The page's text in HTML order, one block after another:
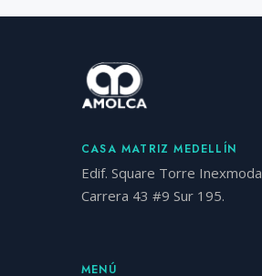
CASA MATRIZ MEDELLÍN
Edif. Square Torre Inexmoda
Carrera 43 #9 Sur 195.
MENÚ